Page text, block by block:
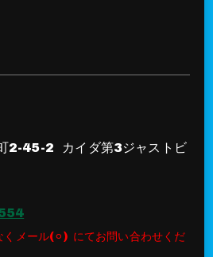
2-45-2 カイダ第3ジャストビ
メール(⚪︎) にてお問い合わせくだ